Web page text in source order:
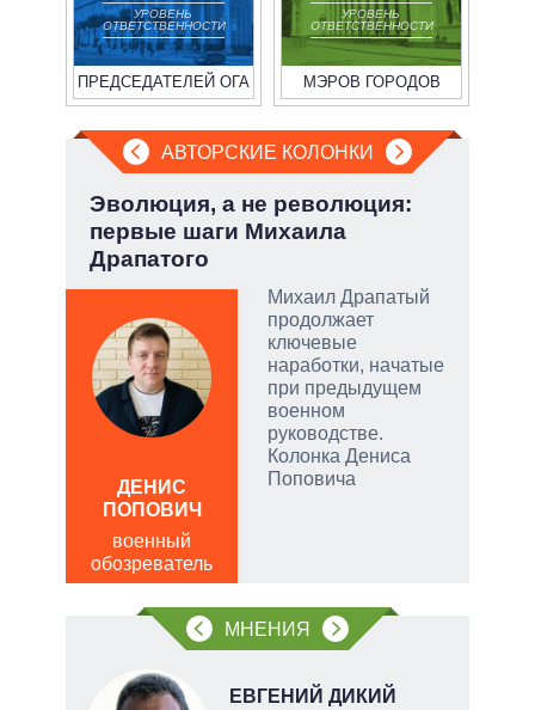
УРОВЕНЬ
ОТВЕТСТВЕННОСТИ
ПРЕДСЕДАТЕЛЕЙ ОГА
УРОВЕНЬ
ОТВЕТСТВЕННОСТИ
МЭРОВ ГОРОДОВ
АВТОРСКИЕ КОЛОНКИ
Эволюция, а не революция:
первые шаги Михаила
Драпатого
Михаил Драпатый
продолжает
ключевые
наработки, начатые
при предыдущем
военном
руководстве.
Колонка Дениса
Поповича
ДЕНИС
ПОПОВИЧ
военный
обозреватель
МНЕНИЯ
ЕВГЕНИЙ ДИКИЙ